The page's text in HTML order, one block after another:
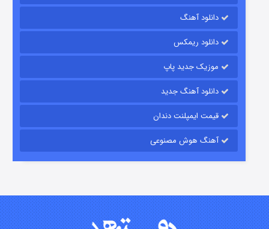
قسمت
قسمت۱۵ (دوبله) منتشر شد
دانلود آهنگ
دانلود ریمکس
موزیک جدید پاپ
دانلود آهنگ جدید
قیمت ایمپلنت دندان
آهنگ هوش مصنوعی